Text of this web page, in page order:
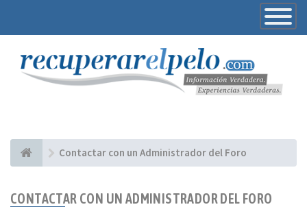
Toggle
Contactar con un Administrador del Foro
CONTACTAR CON UN ADMINISTRADOR DEL FORO